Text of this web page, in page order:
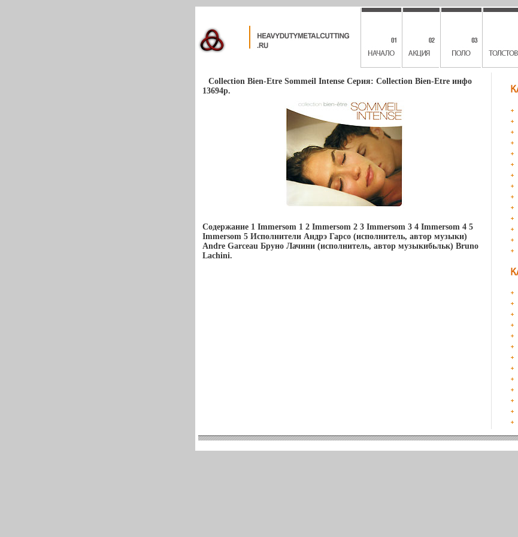
Collection Bien-Etre Sommeil Intense Серия: Collection Bien-Etre инфо
13694p.
Содержание 1 Immersom 1 2 Immersom 2 3 Immersom 3 4 Immersom 4 5
Immersom 5 Исполнители Андрэ Гарсо (исполнитель, автор музыки)
Andre Garceau Бруно Лачини (исполнитель, автор музыкибьльк) Bruno
Lachini.